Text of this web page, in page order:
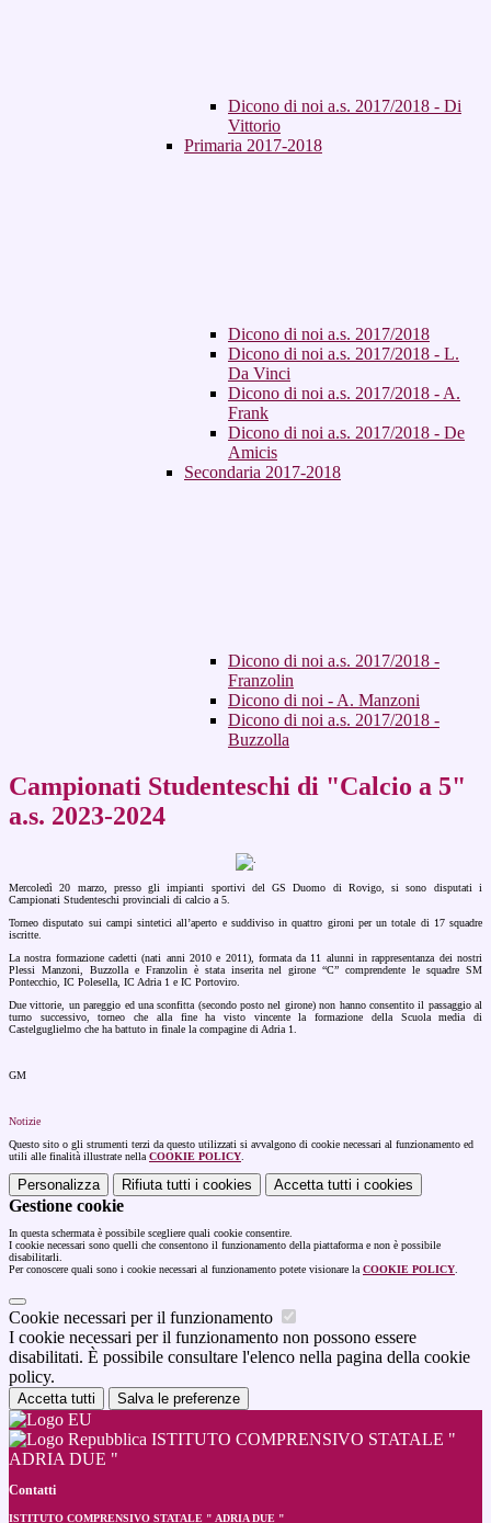
Dicono di noi a.s. 2017/2018 - Di
Vittorio
Primaria 2017-2018
Dicono di noi a.s. 2017/2018
Dicono di noi a.s. 2017/2018 - L.
Da Vinci
Dicono di noi a.s. 2017/2018 - A.
Frank
Dicono di noi a.s. 2017/2018 - De
Amicis
Secondaria 2017-2018
Dicono di noi a.s. 2017/2018 -
Franzolin
Dicono di noi - A. Manzoni
Dicono di noi a.s. 2017/2018 -
Buzzolla
Campionati Studenteschi di "Calcio a 5"
a.s. 2023-2024
Mercoledì 20 marzo, presso gli impianti sportivi del GS Duomo di Rovigo, si sono disputati i
Campionati Studenteschi provinciali di calcio a 5.
Torneo disputato sui campi sintetici all’aperto e suddiviso in quattro gironi per un totale di 17 squadre
iscritte.
La nostra formazione cadetti (nati anni 2010 e 2011), formata da 11 alunni in rappresentanza dei nostri
Plessi Manzoni, Buzzolla e Franzolin è stata inserita nel girone “C” comprendente le squadre SM
Pontecchio, IC Polesella, IC Adria 1 e IC Portoviro.
Due vittorie, un pareggio ed una sconfitta (secondo posto nel girone) non hanno consentito il passaggio al
turno successivo, torneo che alla fine ha visto vincente la formazione della Scuola media di
Castelguglielmo che ha battuto in finale la compagine di Adria 1.
GM
Notizie
Questo sito o gli strumenti terzi da questo utilizzati si avvalgono di cookie necessari al funzionamento ed
utili alle finalità illustrate nella COOKIE POLICY
Personalizza Rifiuta tutti i cookies Accetta tutti i cookies
Gestione cookie
In questa schermata è possibile scegliere quali cookie consentire.
I cookie necessari sono quelli che consentono il funzionamento della piattaforma e non è possibile
disabilitarli.
Per conoscere quali sono i cookie necessari al funzionamento potete visionare la COOKIE POLICY
Cookie necessari per il funzionamento
I cookie necessari per il funzionamento non possono essere
disabilitati. È possibile consultare l'elenco nella pagina della cookie
policy.
Accetta tutti Salva le preferenze
ISTITUTO COMPRENSIVO STATALE "
ADRIA DUE "
Contatti
ISTITUTO COMPRENSIVO STATALE " ADRIA DUE "